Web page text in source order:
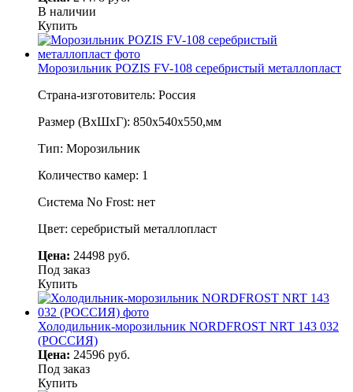
В наличии
Купить
Морозильник POZIS FV-108 серебристый металлопласт
Страна-изготовитель: Россия
Размер (ВхШхГ): 850х540х550,мм
Тип: Морозильник
Количество камер: 1
Система No Frost: нет
Цвет: серебристый металлопласт
Цена: 24498 руб.
Под заказ
Купить
Холодильник-морозильник NORDFROST NRT 143 032
(РОССИЯ)
Цена: 24596 руб.
Под заказ
Купить